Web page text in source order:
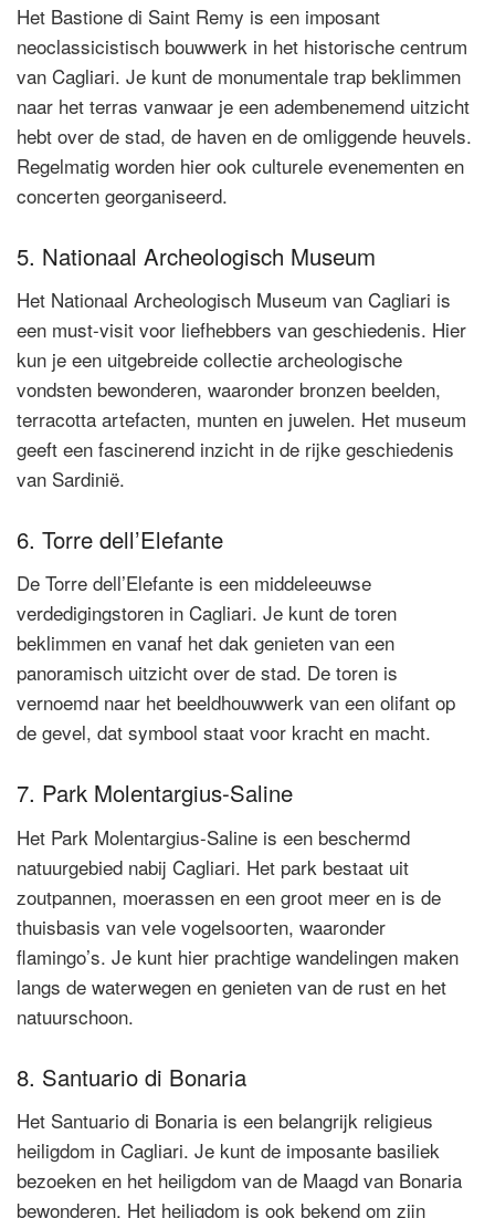
Het Bastione di Saint Remy is een imposant
neoclassicistisch bouwwerk in het historische centrum
van Cagliari. Je kunt de monumentale trap beklimmen
naar het terras vanwaar je een adembenemend uitzicht
hebt over de stad, de haven en de omliggende heuvels.
Regelmatig worden hier ook culturele evenementen en
concerten georganiseerd.
5. Nationaal Archeologisch Museum
Het Nationaal Archeologisch Museum van Cagliari is
een must-visit voor liefhebbers van geschiedenis. Hier
kun je een uitgebreide collectie archeologische
vondsten bewonderen, waaronder bronzen beelden,
terracotta artefacten, munten en juwelen. Het museum
geeft een fascinerend inzicht in de rijke geschiedenis
van Sardinië.
6. Torre dell’Elefante
De Torre dell’Elefante is een middeleeuwse
verdedigingstoren in Cagliari. Je kunt de toren
beklimmen en vanaf het dak genieten van een
panoramisch uitzicht over de stad. De toren is
vernoemd naar het beeldhouwwerk van een olifant op
de gevel, dat symbool staat voor kracht en macht.
7. Park Molentargius-Saline
Het Park Molentargius-Saline is een beschermd
natuurgebied nabij Cagliari. Het park bestaat uit
zoutpannen, moerassen en een groot meer en is de
thuisbasis van vele vogelsoorten, waaronder
flamingo’s. Je kunt hier prachtige wandelingen maken
langs de waterwegen en genieten van de rust en het
natuurschoon.
8. Santuario di Bonaria
Het Santuario di Bonaria is een belangrijk religieus
heiligdom in Cagliari. Je kunt de imposante basiliek
bezoeken en het heiligdom van de Maagd van Bonaria
bewonderen. Het heiligdom is ook bekend om zijn